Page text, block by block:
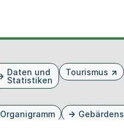
Daten und
Statistiken
Tourismus
Organigramm